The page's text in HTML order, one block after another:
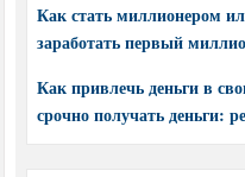
Как стать миллионером
заработать первый
Как привлечь деньги в
срочно получать деньги: